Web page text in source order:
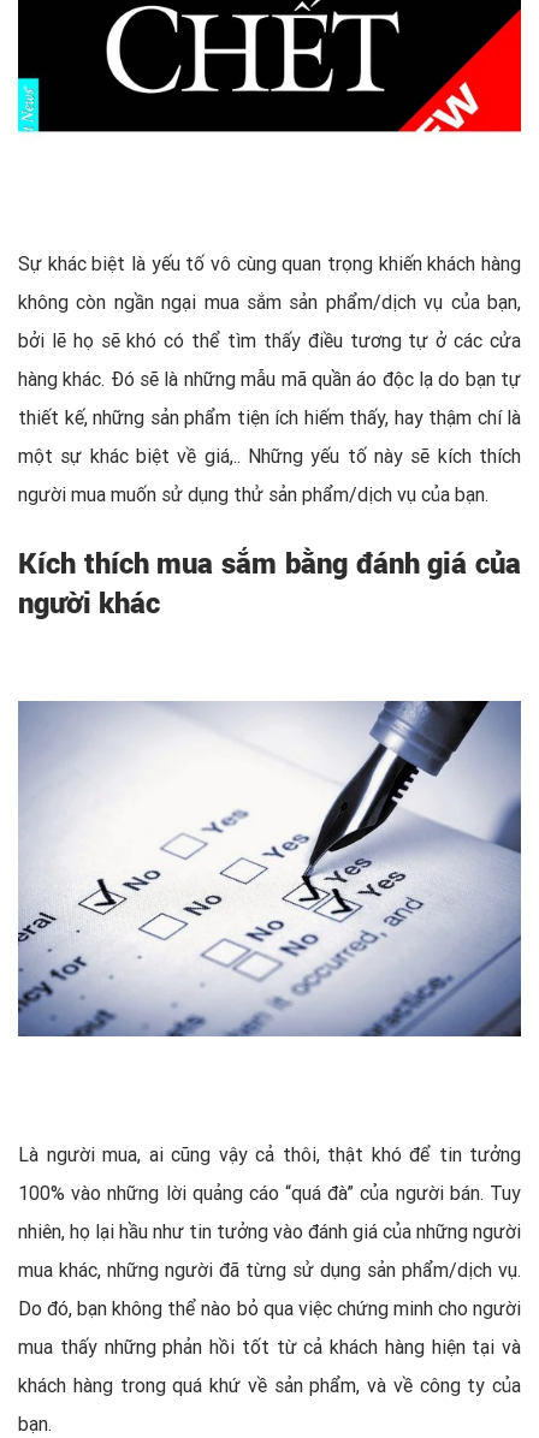
Sự khác biệt là yếu tố vô cùng quan trọng khiến khách hàng
không còn ngần ngại mua sắm sản phẩm/dịch vụ của bạn,
bởi lẽ họ sẽ khó có thể tìm thấy điều tương tự ở các cửa
hàng khác. Đó sẽ là những mẫu mã quần áo độc lạ do bạn tự
thiết kế, những sản phẩm tiện ích hiếm thấy, hay thậm chí là
một sự khác biệt về giá,.. Những yếu tố này sẽ kích thích
người mua muốn sử dụng thử sản phẩm/dịch vụ của bạn.
Kích thích mua sắm bằng đánh giá của
người khác
Là người mua, ai cũng vậy cả thôi, thật khó để tin tưởng
100% vào những lời quảng cáo “quá đà” của người bán. Tuy
nhiên, họ lại hầu như tin tưởng vào đánh giá của những người
mua khác, những người đã từng sử dụng sản phẩm/dịch vụ.
Do đó, bạn không thể nào bỏ qua việc chứng minh cho người
mua thấy những phản hồi tốt từ cả khách hàng hiện tại và
khách hàng trong quá khứ về sản phẩm, và về công ty của
bạn.